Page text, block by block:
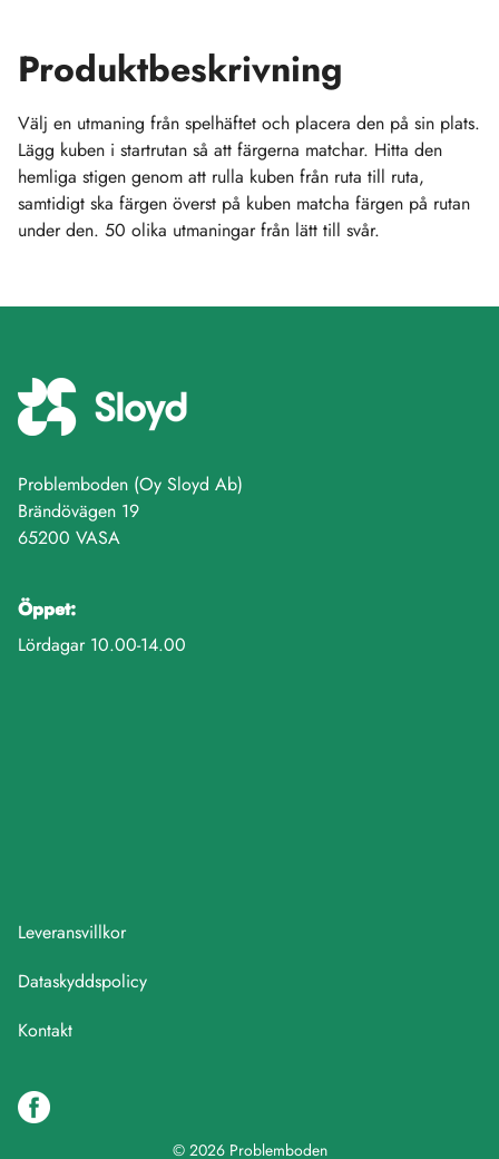
Produktbeskrivning
Välj en utmaning från spelhäftet och placera den på sin plats.
Lägg kuben i startrutan så att färgerna matchar. Hitta den
hemliga stigen genom att rulla kuben från ruta till ruta,
samtidigt ska färgen överst på kuben matcha färgen på rutan
under den. 50 olika utmaningar från lätt till svår.
Problemboden (Oy Sloyd Ab)
Brändövägen 19
65200 VASA
Öppet:
Lördagar 10.00-14.00
Leveransvillkor
Dataskyddspolicy
Kontakt
© 2026 Problemboden